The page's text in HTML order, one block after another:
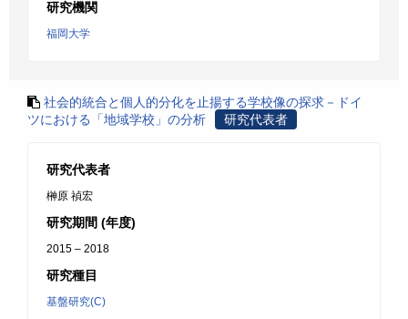
研究機関
福岡大学
社会的統合と個人的分化を止揚する学校像の探求－ドイ
ツにおける「地域学校」の分析
研究代表者
研究代表者
榊原 禎宏
研究期間 (年度)
2015 – 2018
研究種目
基盤研究(C)